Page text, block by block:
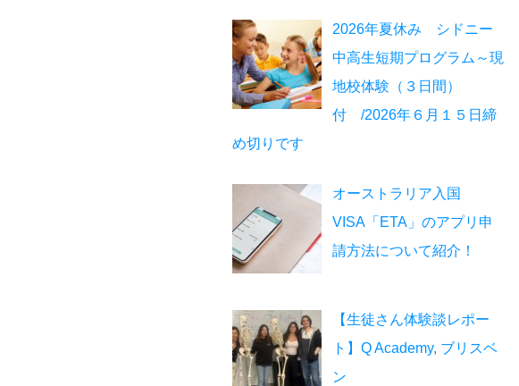
2026年夏休み シドニー
中高生短期プログラム～現
地校体験（３日間）
付 /2026年６月１５日締
め切りです
オーストラリア入国
VISA「ETA」のアプリ申
請方法について紹介！
【生徒さん体験談レポー
ト】Q Academy, ブリスベ
ン